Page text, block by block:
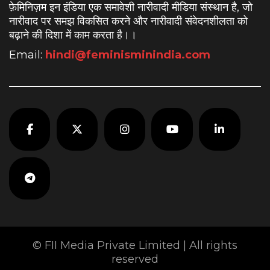
फ़ेमिनिज़म इन इंडिया एक समावेशी नारीवादी मीडिया संस्थान है, जो
नारीवाद पर समझ विकसित करने और नारीवादी संवेदनशीलता को
बढ़ाने की दिशा में काम करता है। ।
Email: hindi@feminisminindia.com
© FII Media Private Limited | All rights
reserved